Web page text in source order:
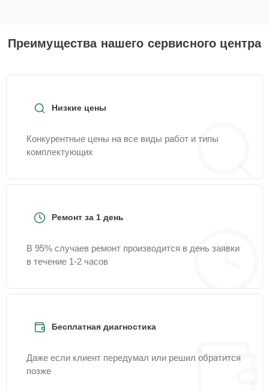
Преимущества нашего сервисного центра
Низкие цены
Конкурентные цены на все виды работ и типы
комплектующих
Ремонт за 1 день
В 95% случаев ремонт производится в день заявки
в течение 1-2 часов
Бесплатная диагностика
Даже если клиент передумал или решил обратится
позже